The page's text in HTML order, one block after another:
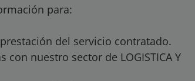
para:
del servicio contratado.
nuestro sector de LOGISTICA Y